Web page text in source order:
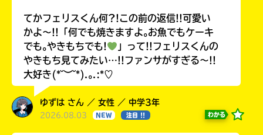
てかフェリスくん何?!この前の返信!!可愛い
かよ〜!!「何でも焼きますよ｡お魚でもケーキ
でも｡やきもちでも!
」って!!フェリスくんの
やきもち見てみたい…!!ファンサがすぎる〜!!
大好き(*˘︶˘*).｡.:*♡
ゆずは さん ／ 女性 ／ 中学3年
2026.08.03 NEW 注目 !! わかる